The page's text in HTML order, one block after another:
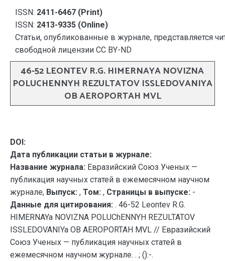
ISSN: 2411-6467 (Print)
ISSN: 2413-9335 (Online)
Статьи, опубликованные в журнале, представляется
свободной лицензии CC BY-ND
46-52 LEONTEV R.G. HIMERNAYA NOVIZNA
POLUCHENNYH REZULTATOV ISSLEDOVANIYA
OB AEROPORTAH MVL
DOI:
Дата публикации статьи в журнале:
Название журнала: Евразийский Союз Ученых —
публикация научных статей в ежемесячном научном
журнале, Выпуск: , Том: , Страницы в выпуске: -
Данные для цитирования: . 46-52 Leontev R.G.
HIMERNAYa NOVIZNA POLUChENNYH REZULTATOV
ISSLEDOVANIYa OB AEROPORTAH MVL // Евразийский
Союз Ученых — публикация научных статей в
ежемесячном научном журнале. . ; ():-.